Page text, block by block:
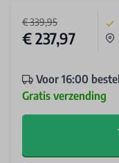
€ 339,95
€ 237,97
Voor 16:00
Gratis verzending